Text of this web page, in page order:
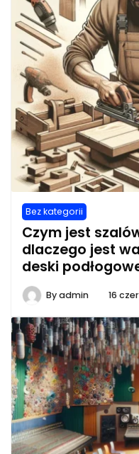
Bez kategorii
Czym jest
dlaczego jest
deski
Byadmin 16